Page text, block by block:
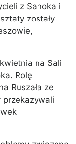
z Sanoka i
zostały
na Sali
Rolę
Ruszała ze
przekazywali